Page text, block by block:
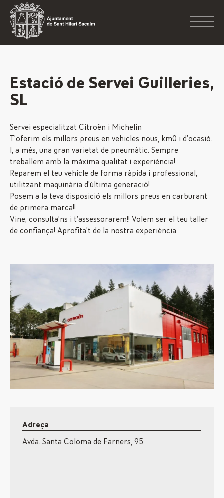
Estació de Servei Guilleries,
SL
Servei especialitzat Citroën i Michelin
T’oferim els millors preus en vehicles nous, km0 i d’ocasió.
I, a més, una gran varietat de pneumàtic. Sempre
treballem amb la màxima qualitat i experiència!
Reparem el teu vehicle de forma ràpida i professional,
utilitzant maquinària d’última generació!
Posem a la teva disposició els millors preus en carburant
de primera marca!!
Vine, consulta’ns i t’assessorarem!! Volem ser el teu taller
de confiança! Aprofita’t de la nostra experiència.
Adreça
Avda. Santa Coloma de Farners, 95